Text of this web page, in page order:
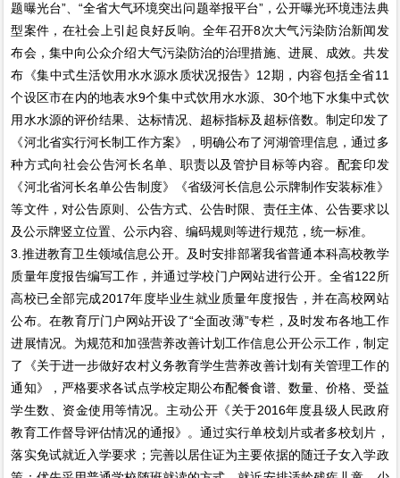
题曝光台”、“全省大气环境突出问题举报平台”，公开曝光环境违法典
型案件，在社会上引起良好反响。全年召开8次大气污染防治新闻发
布会，集中向公众介绍大气污染防治的治理措施、进展、成效。共发
布《集中式生活饮用水水源水质状况报告》12期，内容包括全省11
个设区市在内的地表水9个集中式饮用水水源、30个地下水集中式饮
用水水源的评价结果、达标情况、超标指标及超标倍数。制定印发了
《河北省实行河长制工作方案》，明确公布了河湖管理信息，通过多
种方式向社会公告河长名单、职责以及管护目标等内容。配套印发
《河北省河长名单公告制度》《省级河长信息公示牌制作安装标准》
等文件，对公告原则、公告方式、公告时限、责任主体、公告要求以
及公示牌竖立位置、公示内容、编码规则等进行规范，统一标准。
3.推进教育卫生领域信息公开。及时安排部署我省普通本科高校教学
质量年度报告编写工作，并通过学校门户网站进行公开。全省122所
高校已全部完成2017年度毕业生就业质量年度报告，并在高校网站
公布。在教育厅门户网站开设了“全面改薄”专栏，及时发布各地工作
进展情况。为规范和加强营养改善计划工作信息公开公示工作，制定
了《关于进一步做好农村义务教育学生营养改善计划有关管理工作的
通知》，严格要求各试点学校定期公布配餐食谱、数量、价格、受益
学生数、资金使用等情况。主动公开《关于2016年度县级人民政府
教育工作督导评估情况的通报》。通过实行单校划片或者多校划片，
落实免试就近入学要求；完善以居住证为主要依据的随迁子女入学政